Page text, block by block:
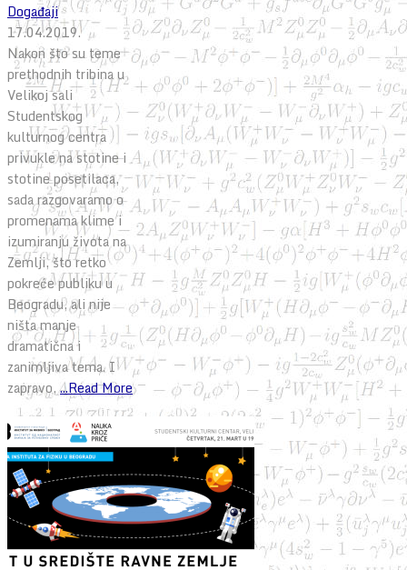
Događaji
17.04.2019.
Nakon što su teme
prethodnih tribina u
Velikoj sali
Studentskog
kulturnog centra
privukle na stotine i
stotine posetilaca,
sada razgovaramo o
promenama klime i
izumiranju života na
Zemlji, što retko
pokreće publiku u
Beogradu, ali nije
ništa manje
dramatična i
zanimljiva tema. I
zapravo,...Read More